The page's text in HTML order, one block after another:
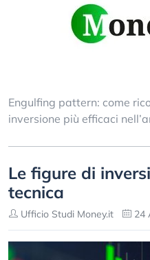
Engulfing pattern: come
inversione più efficaci
Le figure di
tecnica
Ufficio Studi Money.it 24